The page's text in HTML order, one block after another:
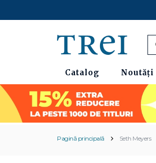
Catalog Noutăți
Pagină principală Seth Meyers